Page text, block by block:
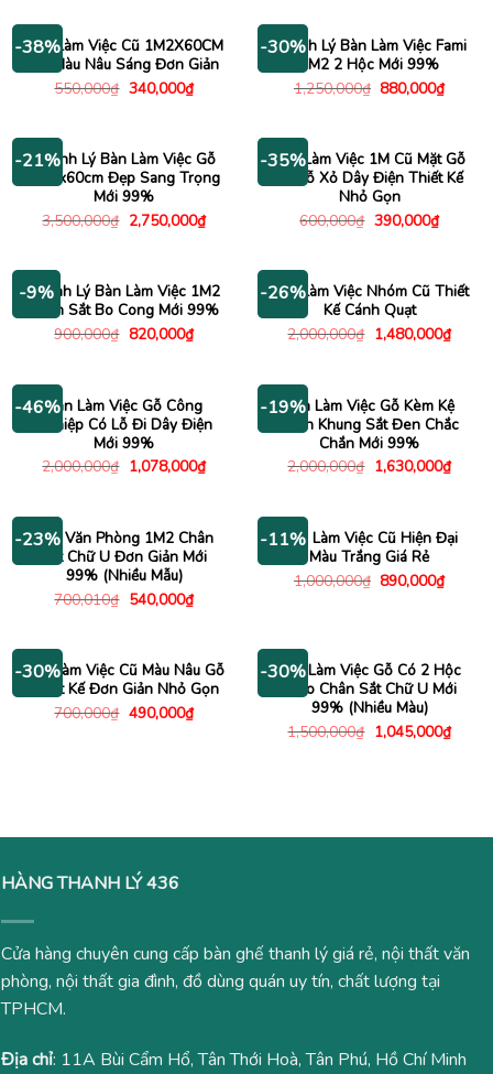
-38%
Bàn Làm Việc Cũ 1M2X60CM
Gỗ Màu Nâu Sáng Đơn Giản
550,000₫ Giá
340,000₫Giá
hiện
340,000₫.
-30%
Thanh Lý Bàn Làm Việc Fami
1M2 2 Hộc Mới 99%
1,250,000₫ Giá
880,000₫Giá
hiện
-21%
Thanh Lý Bàn Làm Việc Gỗ
1m2x60cm Đẹp Sang Trọng
Mới 99%
3,500,000₫ Giá
gốc
2,750,000₫Giá
hiện
2,750,000₫.
-35%
Bàn Làm Việc 1M Cũ Mặt Gỗ
Có Lỗ Xỏ Dây Điện Thiết Kế
Nhỏ Gọn
600,000₫ Giá
390,000₫Giá
hiện
-9%
Thanh Lý Bàn Làm Việc 1M2
Chân Sắt Bo Cong Mới 99%
900,000₫ Giá
820,000₫Giá
hiện
820,000₫.
-26%
Bàn Làm Việc Nhóm Cũ Thiết
Kế Cánh Quạt
2,000,000₫ Giá
gốc
1,480,000₫Giá
hiện
-46%Bàn Làm Việc Gỗ Công
Nghiệp Có Lỗ Đi Dây Điện
Mới 99%
2,000,000₫ Giá
gốc
1,078,000₫Giá
hiện
1,078,000₫.
-19%Bàn Làm Việc Gỗ Kèm Kệ
Sách Khung Sắt Đen Chắc
Chắn Mới 99%
2,000,000₫ Giá
gốc
1,630,000₫Giá
hiện
-23%
Bàn Văn Phòng 1M2 Chân
Sắt Chữ U Đơn Giản Mới
99% (Nhiều Mẫu)
700,010₫ Giá
540,000₫Giá
hiện
540,000₫.
-11%Bàn Làm Việc Cũ Hiện Đại
Màu Trắng Giá Rẻ
1,000,000₫ Giá
890,000₫Giá
hiện
-30%
Bàn Làm Việc Cũ Màu Nâu Gỗ
Thiết Kế Đơn Giản Nhỏ Gọn
700,000₫ Giá
490,000₫Giá
hiện
-30%
Bàn Làm Việc Gỗ Có 2 Hộc
Treo Chân Sắt Chữ U Mới
99% (Nhiều Màu)
1,500,000₫ Giá
gốc
1,045,000₫Giá
hiện
HÀNG THANH LÝ 436
Cửa hàng chuyên cung cấp bàn ghế thanh lý giá rẻ, nội thất văn
phòng, nội thất gia đình, đồ dùng quán uy tín, chất lượng tại
TPHCM.
Địa chỉ: 11A Bùi Cẩm Hổ, Tân Thới Hoà, Tân Phú, Hồ Chí Minh